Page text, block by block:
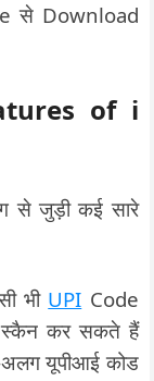
से Download
of i
से जुड़ी कई सारे
भी UPI Code
कर सकते हैं
यूपीआई कोड